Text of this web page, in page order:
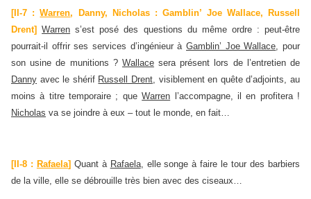
[II-7 :Warren, Danny, Nicholas : Gamblin’ Joe Wallace, Russell
Drent] Warren s’est posé des questions du même ordre : peut-être
pourrait-il offrir ses services d’ingénieur à Gamblin’ Joe Wallace , pour
son usine de munitions ? Wallacesera présent lors de l’entretien de
Danny avec le shérif Russell Drent , visiblement en quête d’adjoints, au
moins à titre temporaire ; queWarren l’accompagne, il en profitera !
Nicholas va se joindre à eux – tout le monde, en fait…
[II-8 : Rafael a] Quant à Rafaela, elle songe à faire le tour des barbiers
de la ville, elle se débrouille très bien avec des ciseaux…